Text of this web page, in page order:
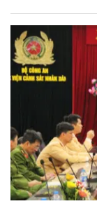
- 2023) với chủ
dấu ấn lịch sử”.
cùng các đồng
ngành tới dự.